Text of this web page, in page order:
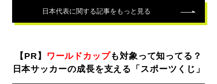
日本代表に関する記事をもっと見る
【PR】 ワールドカップも対象って知ってる？
日本サッカーの成長を支える「スポーツくじ」